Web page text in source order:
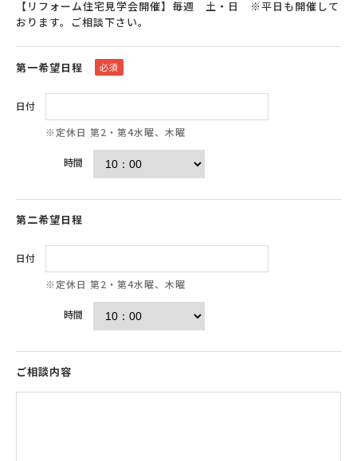
【リフォーム住宅見学会開催】毎週 土・日 ※平日も開催して
おります。ご相談下さい。
第一希望日程 必須
日付
※定休日 第2・第4水曜、木曜
時間
第二希望日程
日付
※定休日 第2・第4水曜、木曜
時間
ご相談内容